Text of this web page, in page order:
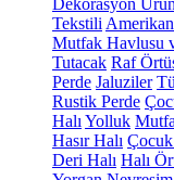
Dekorasyon
Tekstili
Mutfak Havlusu
Tutacak Raf
Perde Jaluziler
Rustik Perde
Halı Yolluk
Hasır Halı Çocuk
Deri Halı Halı